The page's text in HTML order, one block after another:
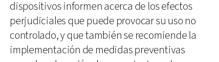
dispositivos informen acerca de los efectos
perjudiciales que puede provocar su uso no
controlado, y que también se recomiende la
implementación de medidas preventivas